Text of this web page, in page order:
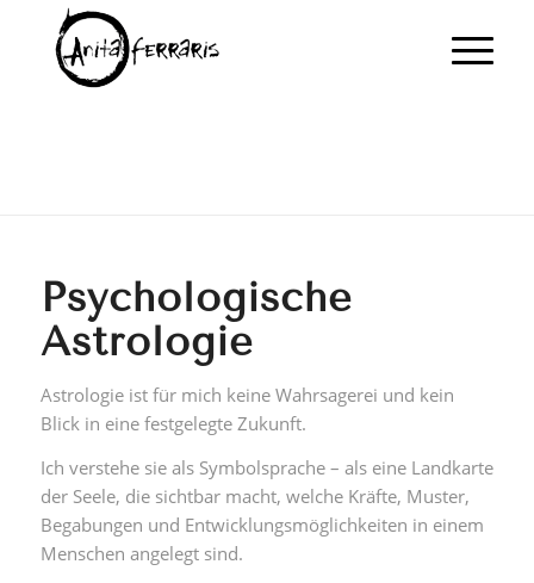
Psychologische
Astrologie
Astrologie ist für mich keine Wahrsagerei und kein
Blick in eine festgelegte Zukunft.
Ich verstehe sie als Symbolsprache – als eine Landkarte
der Seele, die sichtbar macht, welche Kräfte, Muster,
Begabungen und Entwicklungsmöglichkeiten in einem
Menschen angelegt sind.